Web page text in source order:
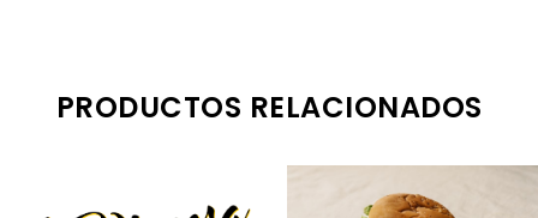
PRODUCTOS RELACIONADOS